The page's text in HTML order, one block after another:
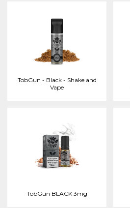
TobGun - Black - Shake and
Vape
TobGun BLACK 3mg